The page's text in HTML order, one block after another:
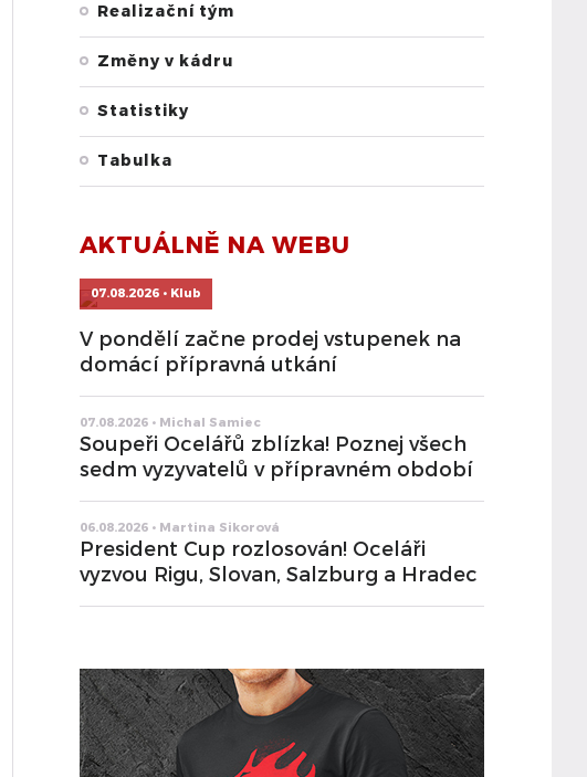
Realizační tým
Změny v kádru
Statistiky
Tabulka
AKTUÁLNĚ NA WEBU
07.08.2026 • Klub
V pondělí začne prodej vstupenek na
domácí přípravná utkání
07.08.2026 • Michal Samiec
Soupeři Ocelářů zblízka! Poznej všech
sedm vyzyvatelů v přípravném období
06.08.2026 • Martina Sikorová
President Cup rozlosován! Oceláři
vyzvou Rigu, Slovan, Salzburg a Hradec